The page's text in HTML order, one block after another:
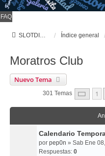
FAQ
SLOTDIGITAL Índice general
Moratros Club
Nuevo Tema
301 Temas 1
Calendario
por pep0n » Sab Ene
Respuestas: 0